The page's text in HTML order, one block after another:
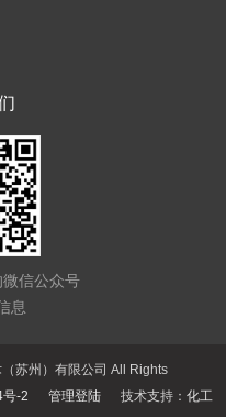
信公众号
息
苏州）有限公司 All Rights
-2 管理登陆 技术支持： 化工